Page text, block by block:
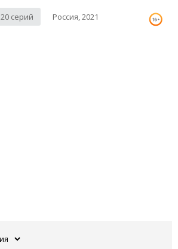
20 серий Россия, 2021